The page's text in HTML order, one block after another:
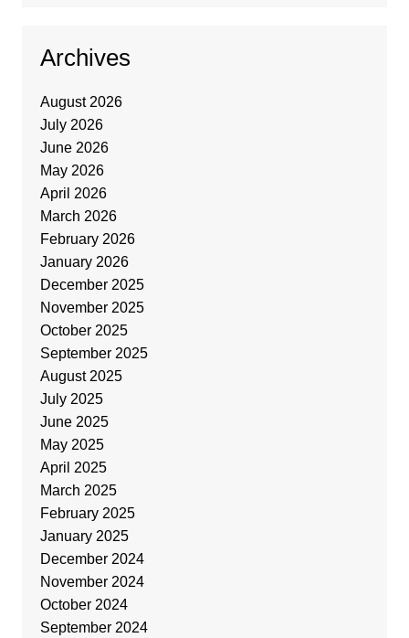
Archives
August 2026
July 2026
June 2026
May 2026
April 2026
March 2026
February 2026
January 2026
December 2025
November 2025
October 2025
September 2025
August 2025
July 2025
June 2025
May 2025
April 2025
March 2025
February 2025
January 2025
December 2024
November 2024
October 2024
September 2024